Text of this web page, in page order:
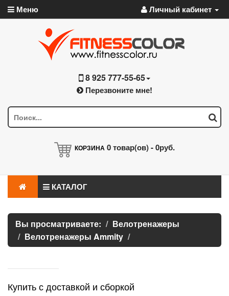
Меню Личный кабинет
8 925 777-55-65
Перезвоните мне!
КОРЗИНА 0товар(ов) -0руб.
КАТАЛОГ
Вы просматриваете:
Велотренажеры
Велотренажеры Ammity
Купить с доставкой и сборкой